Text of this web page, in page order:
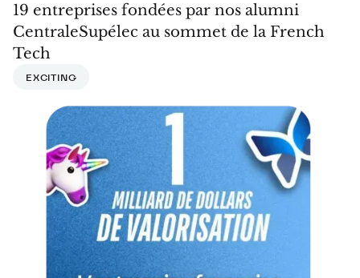
19 entreprises fondées par nos alumni
CentraleSupélec au sommet de la French
Tech
EXCITING